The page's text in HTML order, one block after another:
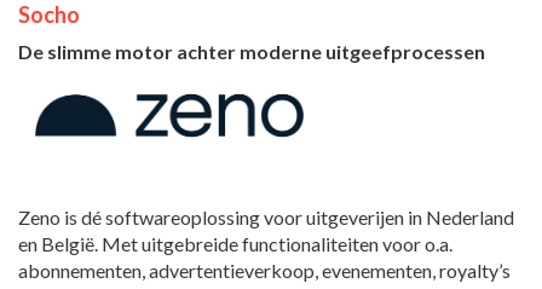
Socho
De slimme motor achter moderne uitgeefprocessen
Zeno is dé softwareoplossing voor uitgeverijen in Nederland
en België. Met uitgebreide functionaliteiten voor o.a.
abonnementen, advertentieverkoop, evenementen, royalty’s